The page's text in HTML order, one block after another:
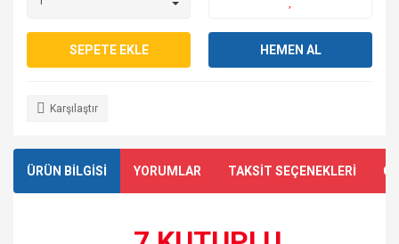
SEPETE EKLE HEMEN AL
Karşılaştır
ÜRÜN BİLGİSİ YORUMLAR TAKSİT SEÇENEKLERİ